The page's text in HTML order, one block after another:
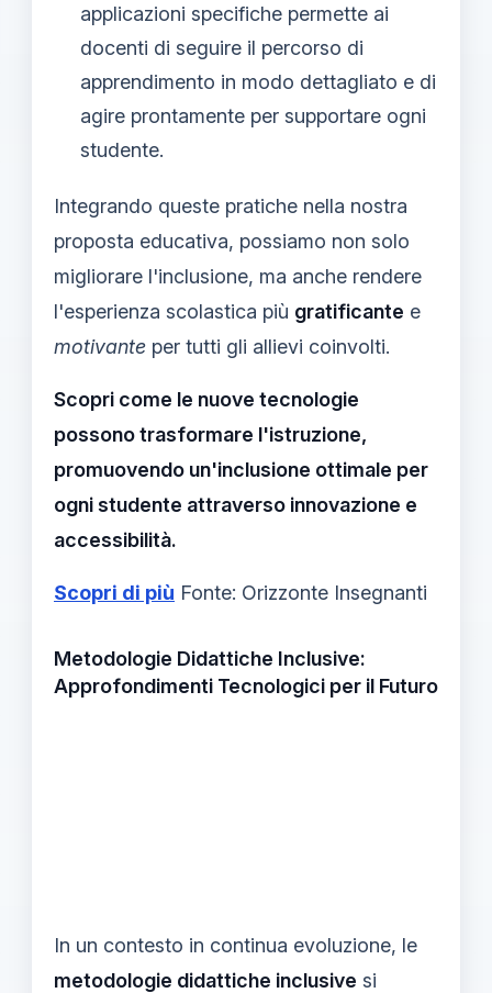
applicazioni specifiche permette ai
docenti di seguire il percorso di
apprendimento in modo dettagliato e di
agire prontamente per supportare ogni
studente.
Integrando queste pratiche nella nostra
proposta educativa, possiamo non solo
migliorare l'inclusione, ma anche rendere
l'esperienza scolastica più gratificante e
motivante per tutti gli allievi coinvolti.
Scopri come le nuove tecnologie
possono trasformare l'istruzione,
promuovendo un'inclusione ottimale per
ogni studente attraverso innovazione e
accessibilità.
Scopri di più Fonte: Orizzonte Insegnanti
Metodologie Didattiche Inclusive:
Approfondimenti Tecnologici per il Futuro
In un contesto in continua evoluzione, le
metodologie didattiche inclusive si